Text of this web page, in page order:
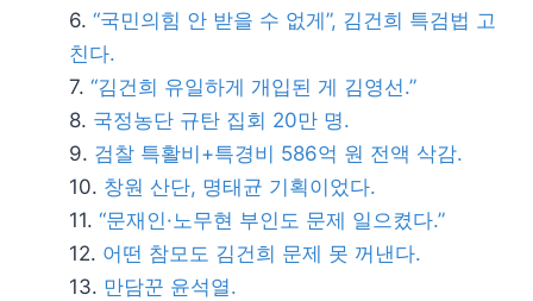
“국민의힘 안 받을 수 없게”, 김건희 특검법 고
친다.
“김건희 유일하게 개입된 게 김영선.”
국정농단 규탄 집회 20만 명.
검찰 특활비+특경비 586억 원 전액 삭감.
창원 산단, 명태균 기획이었다.
“문재인·노무현 부인도 문제 일으켰다.”
어떤 참모도 김건희 문제 못 꺼낸다.
만담꾼 윤석열.